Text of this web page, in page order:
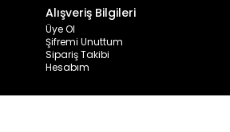
Alışveriş Bilgileri
Üye Ol
Şifremi Unuttum
Sipariş Takibi
Hesabım